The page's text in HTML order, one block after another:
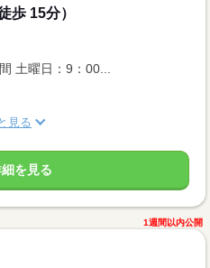
歩 15分）
土曜日：9：00...
見る
を見る
1週間以内公開